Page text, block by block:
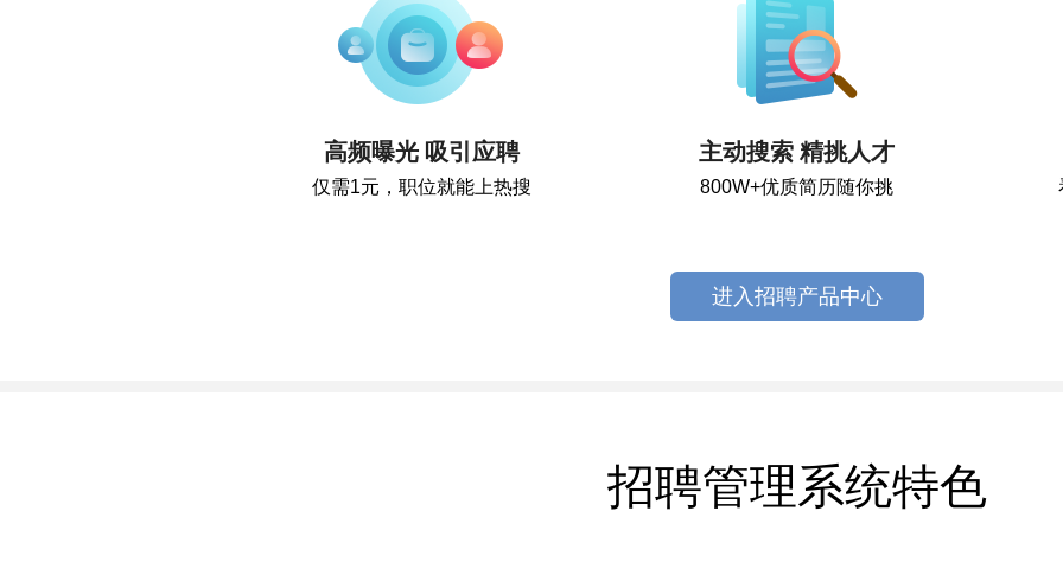
高频曝光 吸引应聘
仅需1元，职位就能上热搜
主动搜索 精挑人才
800W+优质简历随你挑
进入招聘产品中心
招聘管理系统特色